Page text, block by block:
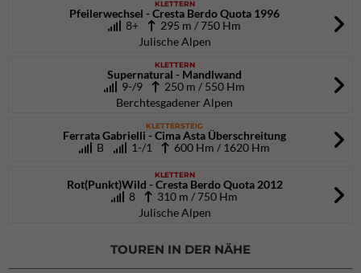
KLETTERN
Pfeilerwechsel - Cresta Berdo Quota 1996
8+
295 m / 750 Hm
Julische Alpen
KLETTERN
Supernatural - Mandlwand
9-/9
250 m / 550 Hm
Berchtesgadener Alpen
KLETTERSTEIG
Ferrata Gabrielli - Cima Asta Überschreitung
B
1-/1 600 Hm / 1620 Hm
KLETTERN
Rot(Punkt)Wild - Cresta Berdo Quota 2012
8
310 m / 750 Hm
Julische Alpen
TOUREN IN DER NÄHE